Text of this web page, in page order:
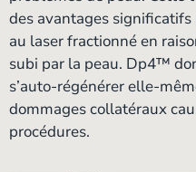
des avantages
au laser fractionné en
subi par la peau. Dp4™
s’auto-régénérer elle-
dommages collatéraux
procédures.